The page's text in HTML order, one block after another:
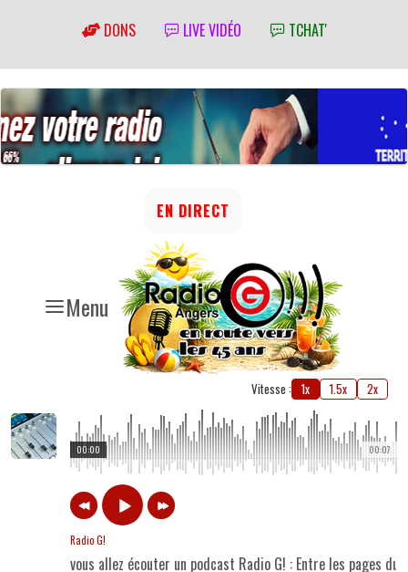
DONS LIVE VIDÉO TCHAT'
Menu
EN DIRECT
Vitesse : 1x 1.5x 2x
00:07
00:00
Radio G!
vous allez écouter un podcast Radio G! : Entre les pages